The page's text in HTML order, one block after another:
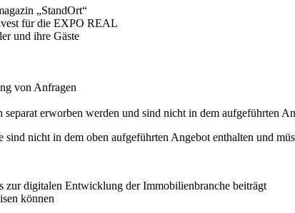
„StandOrt“
für die EXPO REAL
und ihre Gäste
von Anfragen
erworben werden und sind nicht in dem aufgeführten
nicht in dem oben aufgeführten Angebot enthalten und
zur digitalen Entwicklung der Immobilienbranche beiträgt
können